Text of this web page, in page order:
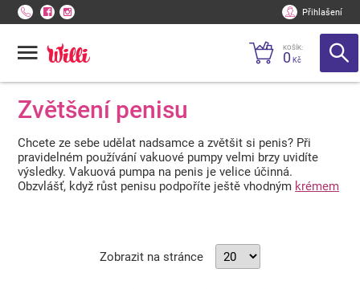
Přihlašení
KOŠÍK:
0 Kč
Zvětšení penisu
Chcete ze sebe udělat nadsamce a zvětšit si penis? Při
pravidelném používání vakuové pumpy velmi brzy uvidíte
výsledky. Vakuová pumpa na penis je velice účinná.
Obzvlášť, když růst penisu podpoříte ještě vhodným krémem
Zobrazit na stránce